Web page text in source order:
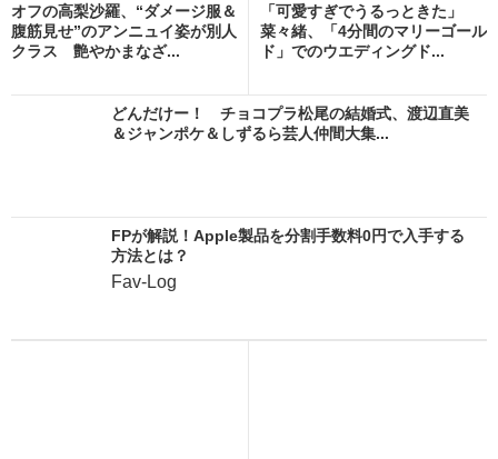
オフの高梨沙羅、“ダメージ服＆
腹筋見せ”のアンニュイ姿が別人
クラス 艶やかまなざ...
「可愛すぎでうるっときた」
菜々緒、「4分間のマリーゴール
ド」でのウエディングド...
どんだけー！ チョコプラ松尾の結婚式、渡辺直美
＆ジャンポケ＆しずるら芸人仲間大集...
FPが解説！Apple製品を分割手数料0円で入手する
方法とは？
Fav-Log